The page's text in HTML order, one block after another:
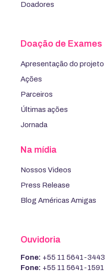
Doadores
Doação de Exames
Apresentação do projeto
Ações
Parceiros
Últimas ações
Jornada
Na mídia
Nossos Videos
Press Release
Blog Américas Amigas
Ouvidoria
Fone: +55 11 5641-3443
Fone: +55 11 5641-1591